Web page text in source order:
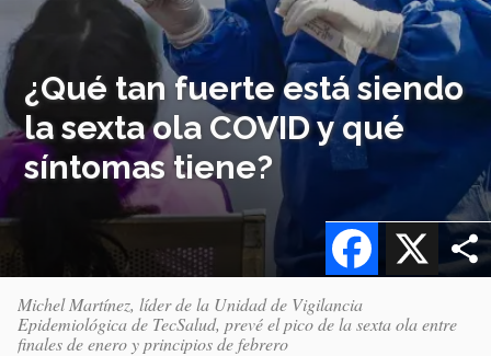
¿Qué tan fuerte está siendo
la sexta ola COVID y qué
síntomas tiene?
X
Facebook
Michel Martínez, líder de la Unidad de Vigilancia
Epidemiológica de TecSalud, prevé el pico de la sexta ola entre
finales de enero y principios de febrero